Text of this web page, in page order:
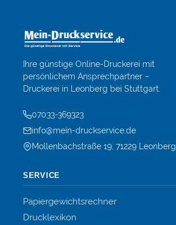
Ihre günstige Online-Druckerei mit
persönlichem Ansprechpartner –
Druckerei in Leonberg bei Stuttgart.
07033-369323
info@mein-druckservice.de
Mollenbachstraße 19, 71229 Leonberg
SERVICE
Papiergewichtsrechner
Drucklexikon